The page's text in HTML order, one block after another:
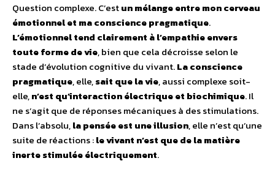
Question complexe. C’estun mélange entre mon cerveau
émotionnel et ma conscience pragmatique.
L’émotionnel tend clairement à l’empathie envers
toute forme de vie, bien que cela décroisse selon le
stade d’évolution cognitive du vivant.La conscience
pragmatique, elle,sait que la vie, aussi complexe soit-
elle,n’est qu’interaction électrique et biochimique. Il
ne s’agit que de réponses mécaniques à des stimulations.
Dans l’absolu,la pensée est une illusion, elle n’est qu’une
suite de réactions :le vivant n’est que de la matière
inerte stimulée électriquement.